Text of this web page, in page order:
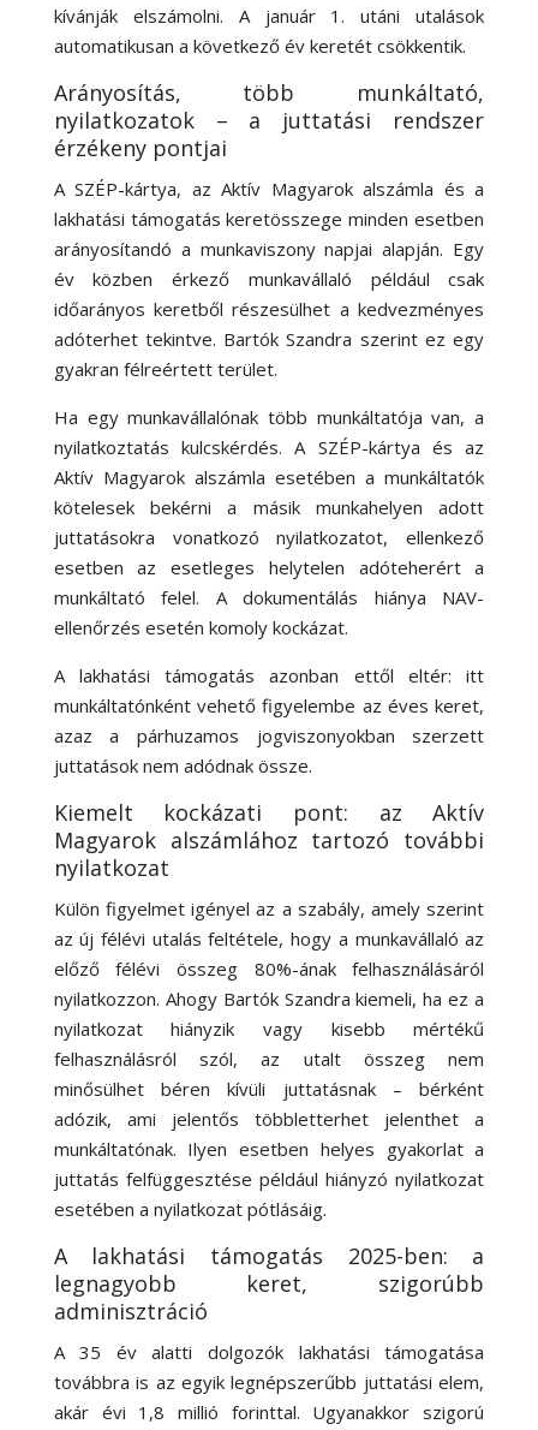
kívánják elszámolni. A január 1. utáni utalások
automatikusan a következő év keretét csökkentik.
Arányosítás, több munkáltató,
nyilatkozatok – a juttatási rendszer
érzékeny pontjai
A SZÉP-kártya, az Aktív Magyarok alszámla és a
lakhatási támogatás keretösszege minden esetben
arányosítandó a munkaviszony napjai alapján. Egy
év közben érkező munkavállaló például csak
időarányos keretből részesülhet a kedvezményes
adóterhet tekintve. Bartók Szandra szerint ez egy
gyakran félreértett terület.
Ha egy munkavállalónak több munkáltatója van, a
nyilatkoztatás kulcskérdés. A SZÉP-kártya és az
Aktív Magyarok alszámla esetében a munkáltatók
kötelesek bekérni a másik munkahelyen adott
juttatásokra vonatkozó nyilatkozatot, ellenkező
esetben az esetleges helytelen adóteherért a
munkáltató felel. A dokumentálás hiánya NAV-
ellenőrzés esetén komoly kockázat.
A lakhatási támogatás azonban ettől eltér: itt
munkáltatónként vehető figyelembe az éves keret,
azaz a párhuzamos jogviszonyokban szerzett
juttatások nem adódnak össze.
Kiemelt kockázati pont: az Aktív
Magyarok alszámlához tartozó további
nyilatkozat
Külön figyelmet igényel az a szabály, amely szerint
az új félévi utalás feltétele, hogy a munkavállaló az
előző félévi összeg 80%-ának felhasználásáról
nyilatkozzon. Ahogy Bartók Szandra kiemeli, ha ez a
nyilatkozat hiányzik vagy kisebb mértékű
felhasználásról szól, az utalt összeg nem
minősülhet béren kívüli juttatásnak – bérként
adózik, ami jelentős többletterhet jelenthet a
munkáltatónak. Ilyen esetben helyes gyakorlat a
juttatás felfüggesztése például hiányzó nyilatkozat
esetében a nyilatkozat pótlásáig.
A lakhatási támogatás 2025-ben: a
legnagyobb keret, szigorúbb
adminisztráció
A 35 év alatti dolgozók lakhatási támogatása
továbbra is az egyik legnépszerűbb juttatási elem,
akár évi 1,8 millió forinttal. Ugyanakkor szigorú